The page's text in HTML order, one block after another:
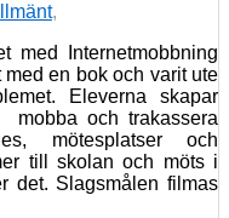
,
med Internetmobbning
en bok och varit ute
Eleverna skapar
mobba och trakassera
mötesplatser och
till skolan och möts i
det. Slagsmålen filmas